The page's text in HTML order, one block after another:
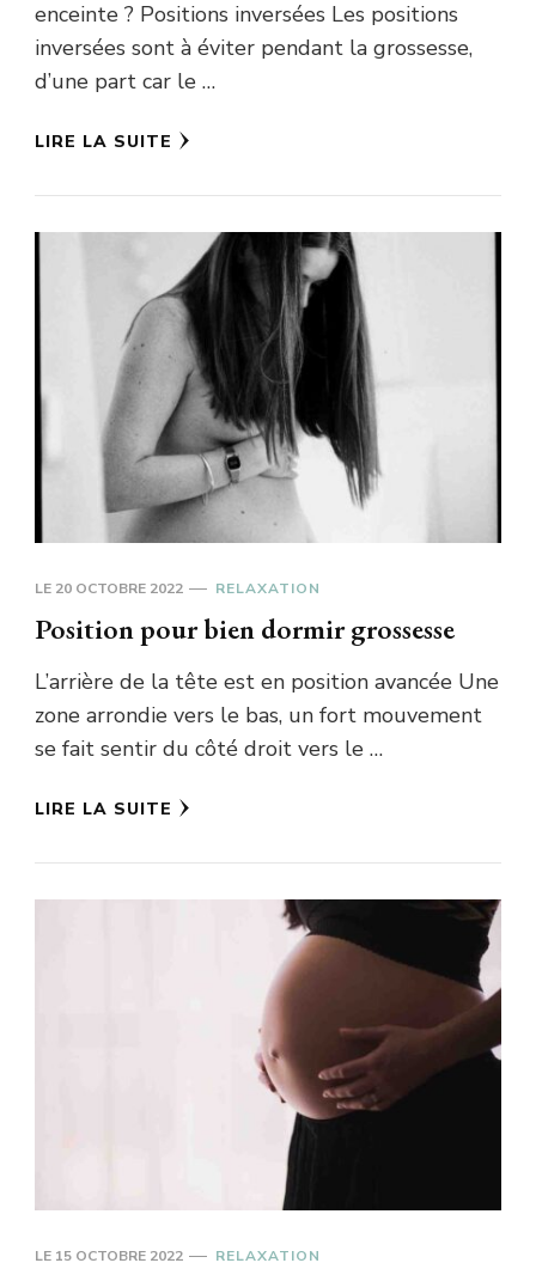
enceinte ? Positions inversées Les positions
inversées sont à éviter pendant la grossesse,
d’une part car le …
LIRE LA SUITE
LE 20 OCTOBRE 2022 RELAXATION
Position pour bien dormir grossesse
L’arrière de la tête est en position avancée Une
zone arrondie vers le bas, un fort mouvement
se fait sentir du côté droit vers le …
LIRE LA SUITE
LE 15 OCTOBRE 2022 RELAXATION